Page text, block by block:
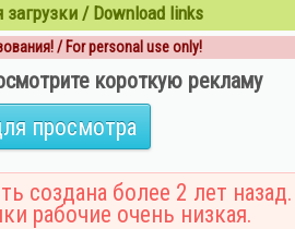
/ Download links
/ For personal use only!
короткую рекламу
просмотра
создана более 2 лет назад.
рабочие очень низкая.